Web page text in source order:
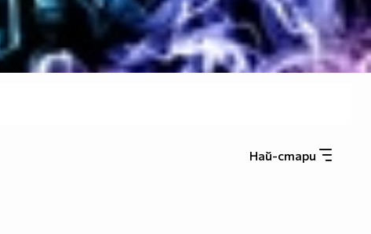
Най-стари